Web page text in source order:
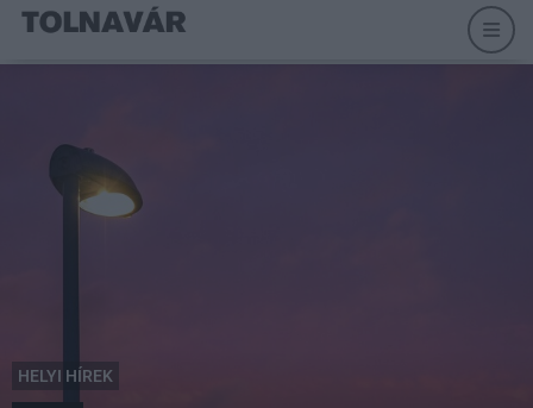
HELYI HÍREK